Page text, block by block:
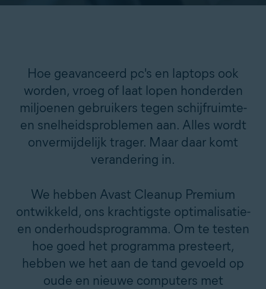
Hoe geavanceerd pc's en laptops ook
worden, vroeg of laat lopen honderden
miljoenen gebruikers tegen schijfruimte-
en snelheidsproblemen aan. Alles wordt
onvermijdelijk trager. Maar daar komt
verandering in.
We hebben Avast Cleanup Premium
ontwikkeld, ons krachtigste optimalisatie-
en onderhoudsprogramma. Om te testen
hoe goed het programma presteert,
hebben we het aan de tand gevoeld op
oude en nieuwe computers met